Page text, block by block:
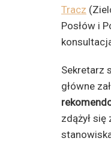
Tracz
Posłów i
Sekretarz
główne
zdążył